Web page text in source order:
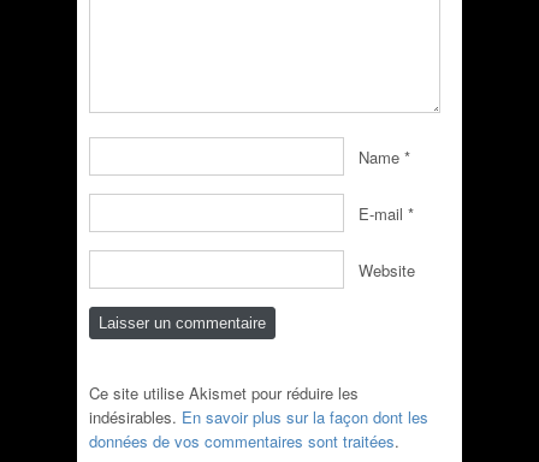
Name *
E-mail *
Website
Ce site utilise Akismet pour réduire les
indésirables. En savoir plus sur la façon dont les
données de vos commentaires sont traitées.